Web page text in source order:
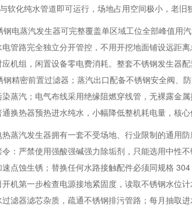
软化纯水管道即可运行，场地占用空间极小，老旧
钢电蒸汽发生器可完整覆盖单区域工位全部峰值用
管路完全独立分开管控，不用开挖地面铺设远距
机组，闲置设备零电费消耗。整套不锈钢发生器
钢精密前置过滤器；蒸汽出口配备不锈钢安全阀、
蒸汽；电气布线采用绝缘阻燃穿线管，无裸露金
换热器预热进水纯水，小幅降低整机耗电量，核
蒸汽发生器拥有一套不受场地、行业限制的通用
：严禁使用强酸强碱强力除垢剂，只能选用中性
点蚀生锈；替换任何水路接触配件必须同规格
机第一步检查电源接地紧固度，读取不锈钢水位
滤器滤芯杂质，疏通不锈钢排污管路；每月抽取